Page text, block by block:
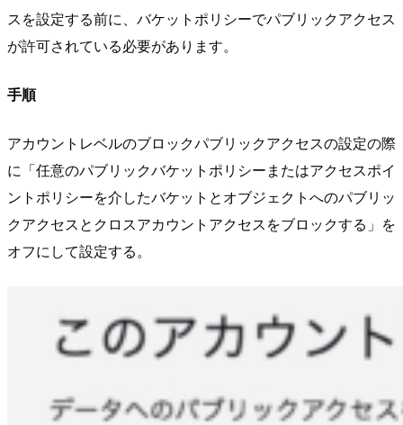
スを設定する前に、バケットポリシーでパブリックアクセス
が許可されている必要があります。
手順
アカウントレベルのブロックパブリックアクセスの設定の際
に「任意のパブリックバケットポリシーまたはアクセスポイ
ントポリシーを介したバケットとオブジェクトへのパブリッ
クアクセスとクロスアカウントアクセスをブロックする」を
オフにして設定する。